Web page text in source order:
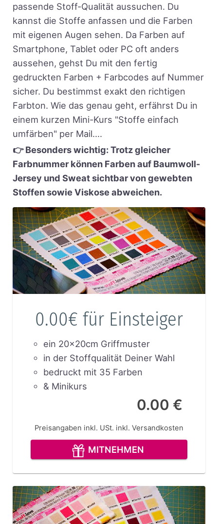
passende Stoff-Qualität aussuchen. Du
kannst die Stoffe anfassen und die Farben
mit eigenen Augen sehen. Da Farben auf
Smartphone, Tablet oder PC oft anders
aussehen, gehst Du mit den fertig
gedruckten Farben + Farbcodes auf Nummer
sicher. Du bestimmst exakt den richtigen
Farbton. Wie das genau geht, erfährst Du in
einem kurzen Mini-Kurs "Stoffe einfach
umfärben" per Mail....
👉 Besonders wichtig: Trotz gleicher
Farbnummer können Farben auf Baumwoll-
Jersey und Sweat sichtbar von gewebten
Stoffen sowie Viskose abweichen.
0.00€ für Einsteiger
ein 20x20cm Griffmuster
in der Stoffqualität Deiner Wahl
bedruckt mit 35 Farben
& Minikurs
0.00 €
Preisangaben inkl. USt. inkl. Versandkosten
MITNEHMEN